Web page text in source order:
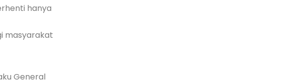
hanya
masyarakat
General